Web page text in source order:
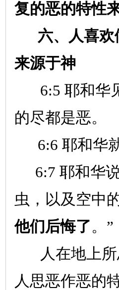
复的恶的特性
六、人喜欢
来源于神
6:5 耶和华
的尽都是恶。
6:6 耶和华
6:7耶和华
虫，以及空中
他们后悔了。”
人在地上所
人思恶作恶的